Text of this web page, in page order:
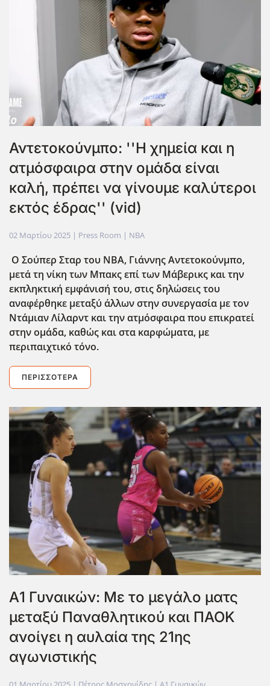
Αντετοκούνμπο: ''Η χημεία και η
ατμόσφαιρα στην ομάδα είναι
καλή, πρέπει να γίνουμε καλύτεροι
εκτός έδρας'' (vid)
02 Μαρτίου 2025 | Press Room | NBA
Ο Σούπερ Σταρ του ΝΒΑ, Γιάννης Αντετοκούνμπο,
μετά τη νίκη των Μπακς επί των Μάβερικς και την
εκπληκτική εμφάνισή του, στις δηλώσεις του
αναφέρθηκε μεταξύ άλλων στην συνεργασία με τον
Ντάμιαν Λίλαρντ και την ατμόσφαιρα που επικρατεί
στην ομάδα, καθώς και στα καρφώματα, με
περιπαιχτικό τόνο.
ΠΕΡΙΣΣΌΤΕΡΑ
Α1 Γυναικών: Με το μεγάλο ματς
μεταξύ Παναθλητικού και ΠΑΟΚ
ανοίγει η αυλαία της 21ης
αγωνιστικής